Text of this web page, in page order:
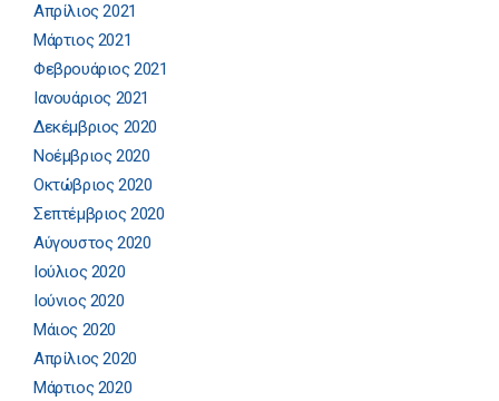
Απρίλιος 2021
Μάρτιος 2021
Φεβρουάριος 2021
Ιανουάριος 2021
Δεκέμβριος 2020
Νοέμβριος 2020
Οκτώβριος 2020
Σεπτέμβριος 2020
Αύγουστος 2020
Ιούλιος 2020
Ιούνιος 2020
Μάιος 2020
Απρίλιος 2020
Μάρτιος 2020